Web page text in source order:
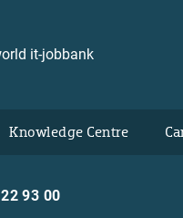
Knowledge Centre
93 00